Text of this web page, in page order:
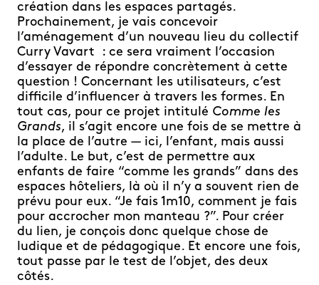
création dans les espaces partagés.
Prochainement, je vais concevoir
l’aménagement d’un nouveau lieu du collectif
Curry Vavart : ce sera vraiment l’occasion
d’essayer de répondre concrètement à cette
question ! Concernant les utilisateurs, c’est
difficile d’influencer à travers les formes. En
tout cas, pour ce projet intitulé Comme les
Grands, il s’agit encore une fois de se mettre à
la place de l’autre — ici, l’enfant, mais aussi
l’adulte. Le but, c’est de permettre aux
enfants de faire “comme les grands” dans des
espaces hôteliers, là où il n’y a souvent rien de
prévu pour eux. “Je fais 1m10, comment je fais
pour accrocher mon manteau ?”. Pour créer
du lien, je conçois donc quelque chose de
ludique et de pédagogique. Et encore une fois,
tout passe par le test de l’objet, des deux
côtés.